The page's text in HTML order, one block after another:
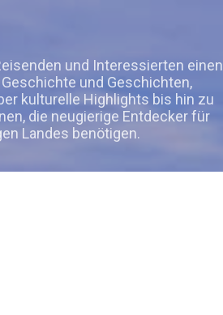
und Interessierten einen
und Geschichten,
kulturelle Highlights bis hin zu
die neugierige Entdecker für
Landes benötigen.